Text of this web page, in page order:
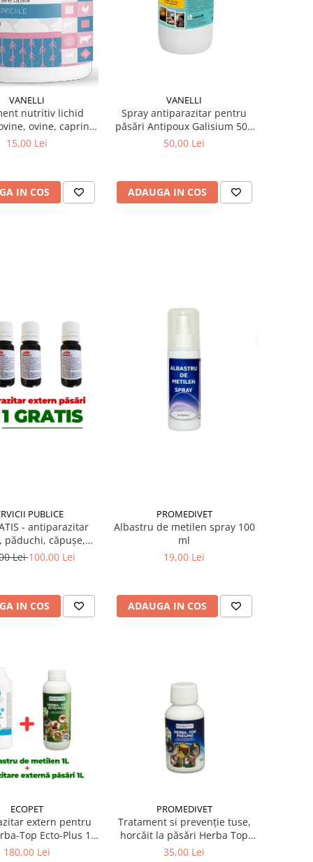
VANELLI
nutritiv lichid
ovine, caprine,
porcine Neovita B
15,00 Lei
IN COS
VANELLI
Spray antiparazitar pentru
păsări Antipoux Galisium 500
ml
50,00 Lei
ADAUGA IN COS
PUBLICE
- antiparazitar
păduchi, căpuşe,
Dergall 10 ml
Lei100,00 Lei
IN COS
PROMEDIVET
Albastru de metilen spray 100
ml
19,00 Lei
ADAUGA IN COS
ECOPET
extern pentru
Top Ecto-Plus 1 L
de metilen 1 litru
180,00 Lei
PROMEDIVET
Tratament si prevenție tuse,
horcăit la păsări Herba Top
Pneumo 100 ml
35,00 Lei